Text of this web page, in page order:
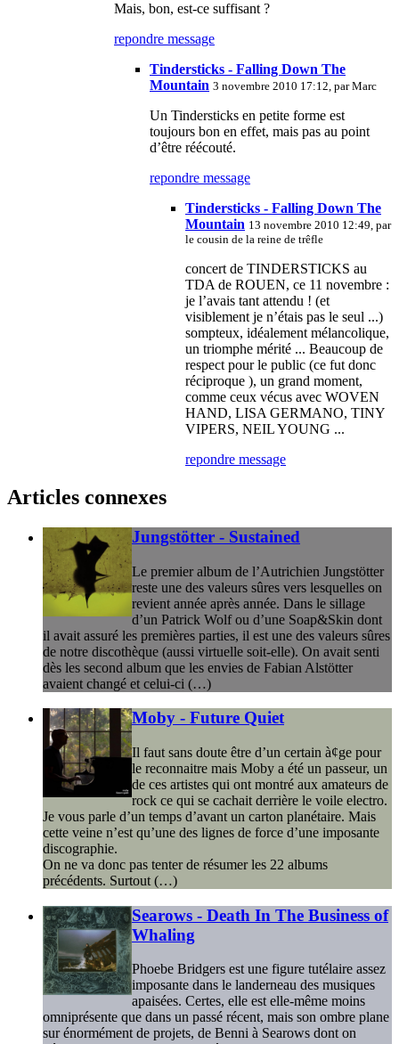
Mais, bon, est-ce suffisant ?
repondre message
Tindersticks - Falling Down The
Mountain 3 novembre 2010 17:12, parMarc
Un Tindersticks en petite forme est
toujours bon en effet, mais pas au point
d’être réécouté.
repondre message
Tindersticks - Falling Down The
Mountain 13 novembre 2010 12:49, par
le cousin de la reine de trêfle
concert de TINDERSTICKS au
TDA de ROUEN, ce 11 novembre :
je l’avais tant attendu ! (et
visiblement je n’étais pas le seul ...)
sompteux, idéalement mélancolique,
un triomphe mérité ... Beaucoup de
respect pour le public (ce fut donc
réciproque ), un grand moment,
comme ceux vécus avec WOVEN
HAND, LISA GERMANO, TINY
VIPERS, NEIL YOUNG ...
repondre message
Articles connexes
Jungstötter - Sustained
Le premier album de l’Autrichien Jungstötter
reste une des valeurs sûres vers lesquelles on
revient année après année. Dans le sillage
d’un Patrick Wolf ou d’une Soap&Skin dont
il avait assuré les premières parties, il est une des valeurs sûres
de notre discothèque (aussi virtuelle soit-elle). On avait senti
dès les second album que les envies de Fabian Alstötter
avaient changé et celui-ci (…)
Moby - Future Quiet
Il faut sans doute être d’un certain à¢ge pour
le reconnaitre mais Moby a été un passeur, un
de ces artistes qui ont montré aux amateurs de
rock ce qui se cachait derrière le voile electro.
Je vous parle d’un temps d’avant un carton planétaire. Mais
cette veine n’est qu’une des lignes de force d’une imposante
discographie.
On ne va donc pas tenter de résumer les 22 albums
précédents. Surtout (…)
Searows - Death In The Business of
Whaling
Phoebe Bridgers est une figure tutélaire assez
imposante dans le landerneau des musiques
apaisées. Certes, elle est elle-même moins
omniprésente que dans un passé récent, mais son ombre plane
sur énormément de projets, de Benni à Searows dont on